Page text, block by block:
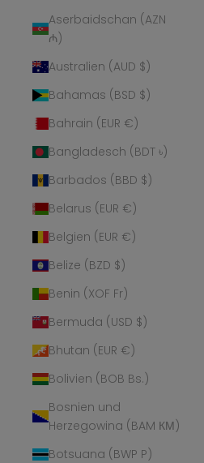
Aserbaidschan (AZN
₼)
Australien (AUD $)
Bahamas (BSD $)
Bahrain (EUR €)
Bangladesch (BDT ৳)
Barbados (BBD $)
Belarus (EUR €)
Belgien (EUR €)
Belize (BZD $)
Benin (XOF Fr)
Bermuda (USD $)
Bhutan (EUR €)
Bolivien (BOB Bs.)
Bosnien und
Herzegowina (BAM КМ)
Botsuana (BWP P)